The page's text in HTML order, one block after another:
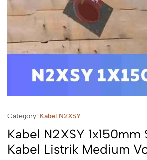
Category: Kabel N2XSY
Kabel N2XSY
Kabel Listrik Medium